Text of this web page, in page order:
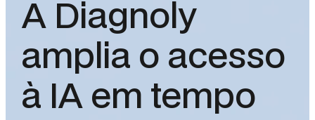
A Diagnoly
amplia o acesso
à IA em tempo